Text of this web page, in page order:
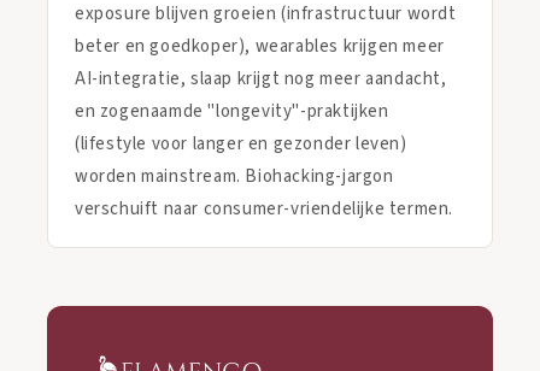
exposure blijven groeien (infrastructuur wordt
beter en goedkoper), wearables krijgen meer
AI-integratie, slaap krijgt nog meer aandacht,
en zogenaamde "longevity"-praktijken
(lifestyle voor langer en gezonder leven)
worden mainstream. Biohacking-jargon
verschuift naar consumer-vriendelijke termen.